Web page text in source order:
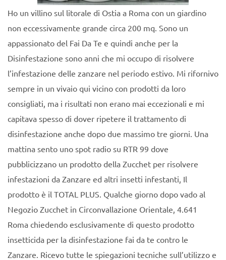
Ho un villino sul litorale di Ostia a Roma con un giardino
non eccessivamente grande circa 200 mq. Sono un
appassionato del Fai Da Te e quindi anche per la
Disinfestazione sono anni che mi occupo di risolvere
l’infestazione delle zanzare nel periodo estivo. Mi rifornivo
sempre in un vivaio qui vicino con prodotti da loro
consigliati, ma i risultati non erano mai eccezionali e mi
capitava spesso di dover ripetere il trattamento di
disinfestazione anche dopo due massimo tre giorni. Una
mattina sento uno spot radio su RTR 99 dove
pubblicizzano un prodotto della Zucchet per risolvere
infestazioni da Zanzare ed altri insetti infestanti, Il
prodotto è il TOTAL PLUS. Qualche giorno dopo vado al
Negozio Zucchet in Circonvallazione Orientale, 4.641
Roma chiedendo esclusivamente di questo prodotto
insetticida per la disinfestazione fai da te contro le
Zanzare. Ricevo tutte le spiegazioni tecniche sull’utilizzo e